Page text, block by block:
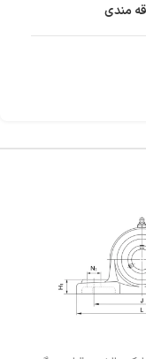
مندی